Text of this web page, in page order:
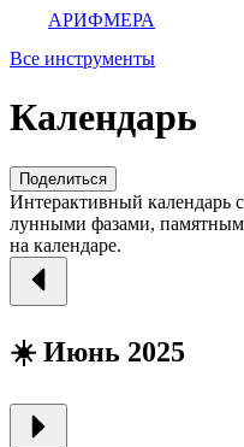
АРИФМЕРА
Все инструменты
Календарь
Поделиться
Интерактивный календарь
лунными фазами,
на календаре.
☀️ Июнь 2025